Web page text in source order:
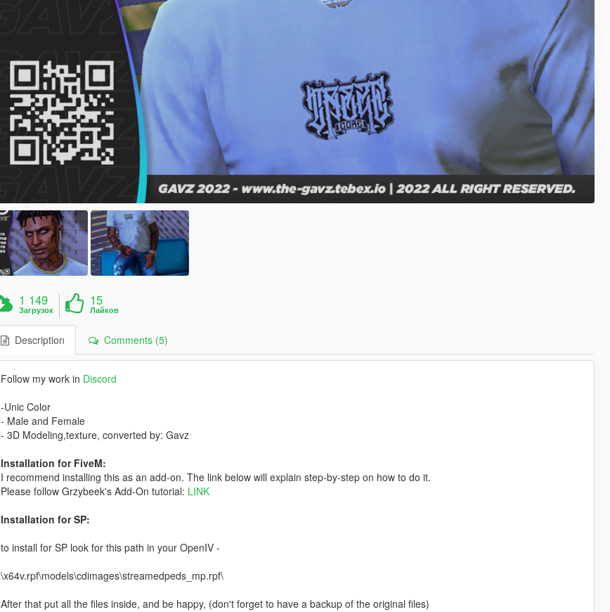
1 149
Загрузок
15
Лайков
Description Comments (5)
Follow my work in Discord
-Unic Color
- Male and Female
- 3D Modeling,texture, converted by: Gavz
Installation for FiveM:
I recommend installing this as an add-on. The link below will explain step-by-step on how to do it.
Please follow Grzybeek's Add-On tutorial: LINK
Installation for SP:
to install for SP look for this path in your OpenIV -
\x64v.rpf\models\cdimages\streamedpeds_mp.rpf\
After that put all the files inside, and be happy, (don't forget to have a backup of the original files)